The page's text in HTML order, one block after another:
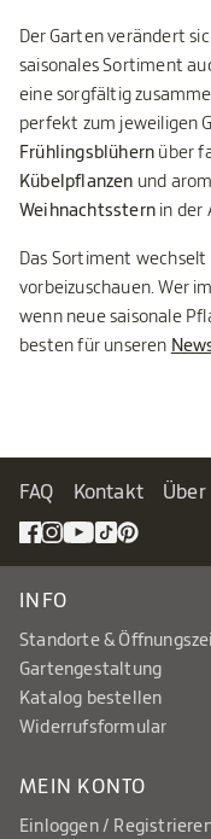
Der Garten verändert
saisonales Sortiment
eine sorgfältig
perfekt zum jeweiligen
Frühlingsblühern über
Kübelpflanzen und
Weihnachtsstern in der
Das Sortiment
vorbeizuschauen. Wer
wenn neue saisonale
besten für unseren
FAQ Kontakt Über
INFO
Standorte &
Gartengestaltung
Katalog bestellen
Widerrufsformular
MEIN KONTO
Einloggen /